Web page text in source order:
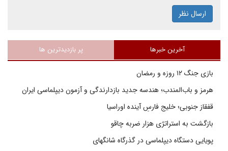
ارسال نظر
آخرین خبرها پر بازدیدترین ها
بازی جنگ ۱۲ روزه و رمضان
هرمز و باب‌المندب؛ هندسه جدید بازدارندگی و آزمون دیپلماسی ایران
قفقاز جنوبی؛ خلیج فارسِ آینده اوراسیا
بازگشت به استراتژی هزار ضربه چاقو
پویایی دستگاه دیپلماسی در گذرگاه شانگهای